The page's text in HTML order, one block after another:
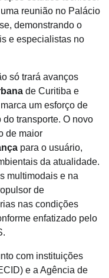
reunião no Palácio
demonstrando o
e especialistas no
só trará avanços
de Curitiba e
um esforço de
transporte. O novo
de maior
para o usuário,
da atualidade.
multimodais e na
de
nas condições
enfatizado pelo
com instituições
e a Agência de